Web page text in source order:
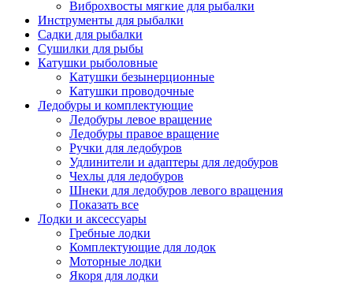
Виброхвосты мягкие для рыбалки
Инструменты для рыбалки
Садки для рыбалки
Сушилки для рыбы
Катушки рыболовные
Катушки безынерционные
Катушки проводочные
Ледобуры и комплектующие
Ледобуры левое вращение
Ледобуры правое вращение
Ручки для ледобуров
Удлинители и адаптеры для ледобуров
Чехлы для ледобуров
Шнеки для ледобуров левого вращения
Показать все
Лодки и аксессуары
Гребные лодки
Комплектующие для лодок
Моторные лодки
Якоря для лодки